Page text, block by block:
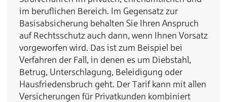
im beruflichen Bereich. Im Gegensatz zur
Basisabsicherung behalten Sie Ihren Anspruch
auf Rechtsschutz auch dann, wenn Ihnen Vorsatz
vorgeworfen wird. Das ist zum Beispiel bei
Verfahren der Fall, in denen es um Diebstahl,
Betrug, Unterschlagung, Beleidigung oder
Hausfriedensbruch geht. Der Tarif kann mit allen
Versicherungen für Privatkunden kombiniert